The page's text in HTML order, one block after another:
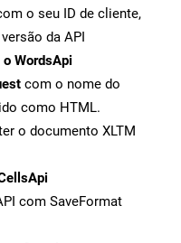
o seu ID de cliente,
da API
WordsApi
com o nome do
como HTML.
o documento XLTM
com SaveFormat